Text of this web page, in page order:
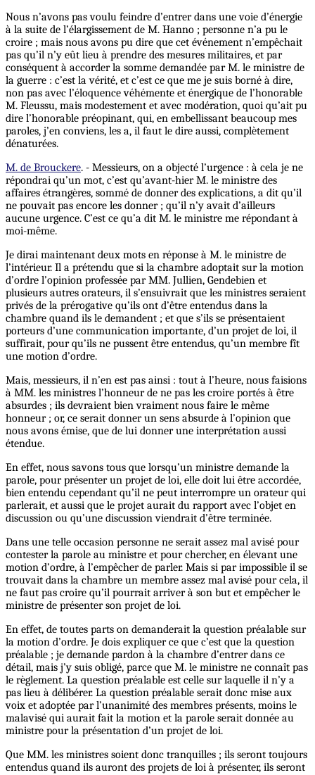
Nous n’avons pas voulu feindre d’entrer dans une voie d’énergie
à la suite de l’élargissement de M. Hanno ; personne n’a pu le
croire ; mais nous avons pu dire que cet événement n’empêchait
pas qu’il n’y eût lieu à prendre des mesures militaires, et par
conséquent à accorder la somme demandée par M. le ministre de
la guerre : c’est la vérité, et c’est ce que me je suis borné à dire,
non pas avec l’éloquence véhémente et énergique de l’honorable
M. Fleussu, mais modestement et avec modération, quoi qu’ait pu
dire l’honorable préopinant, qui, en embellissant beaucoup mes
paroles, j’en conviens, les a, il faut le dire aussi, complètement
dénaturées.
M. de Brouckere. - Messieurs, on a objecté l’urgence : à cela je ne
répondrai qu’un mot, c’est qu’avant-hier M. le ministre des
affaires étrangères, sommé de donner des explications, a dit qu’il
ne pouvait pas encore les donner ; qu’il n’y avait d’ailleurs
aucune urgence. C’est ce qu’a dit M. le ministre me répondant à
moi-même.
Je dirai maintenant deux mots en réponse à M. le ministre de
l’intérieur. Il a prétendu que si la chambre adoptait sur la motion
d’ordre l’opinion professée par MM. Jullien, Gendebien et
plusieurs autres orateurs, il s’ensuivrait que les ministres seraient
privés de la prérogative qu’ils ont d’être entendus dans la
chambre quand ils le demandent ; et que s’ils se présentaient
porteurs d’une communication importante, d’un projet de loi, il
suffirait, pour qu’ils ne pussent être entendus, qu’un membre fît
une motion d’ordre.
Mais, messieurs, il n’en est pas ainsi : tout à l’heure, nous faisions
à MM. les ministres l’honneur de ne pas les croire portés à être
absurdes ; ils devraient bien vraiment nous faire le même
honneur ; or, ce serait donner un sens absurde à l’opinion que
nous avons émise, que de lui donner une interprétation aussi
étendue.
En effet, nous savons tous que lorsqu’un ministre demande la
parole, pour présenter un projet de loi, elle doit lui être accordée,
bien entendu cependant qu’il ne peut interrompre un orateur qui
parlerait, et aussi que le projet aurait du rapport avec l’objet en
discussion ou qu’une discussion viendrait d’être terminée.
Dans une telle occasion personne ne serait assez mal avisé pour
contester la parole au ministre et pour chercher, en élevant une
motion d’ordre, à l’empêcher de parler. Mais si par impossible il se
trouvait dans la chambre un membre assez mal avisé pour cela, il
ne faut pas croire qu’il pourrait arriver à son but et empêcher le
ministre de présenter son projet de loi.
En effet, de toutes parts on demanderait la question préalable sur
la motion d’ordre. Je dois expliquer ce que c’est que la question
préalable ; je demande pardon à la chambre d’entrer dans ce
détail, mais j’y suis obligé, parce que M. le ministre ne connaît pas
le règlement. La question préalable est celle sur laquelle il n’y a
pas lieu à délibérer. La question préalable serait donc mise aux
voix et adoptée par l’unanimité des membres présents, moins le
malavisé qui aurait fait la motion et la parole serait donnée au
ministre pour la présentation d’un projet de loi.
Que MM. les ministres soient donc tranquilles ; ils seront toujours
entendus quand ils auront des projets de loi à présenter, ils seront